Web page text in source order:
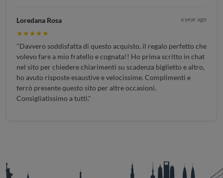
Loredana Rosa a year ago
★★★★★
"Davvero soddisfatta di questo acquisto, il regalo perfetto che
volevo fare a mio fratello e cognata!! Ho prima scritto in chat
nel sito per chiedere chiarimenti su scadenza biglietto e altro,
ho avuto risposte esaustive e velocissime. Complimenti e
terrò presente questo sito per altre occasioni.
Consigliatissimo a tutti."